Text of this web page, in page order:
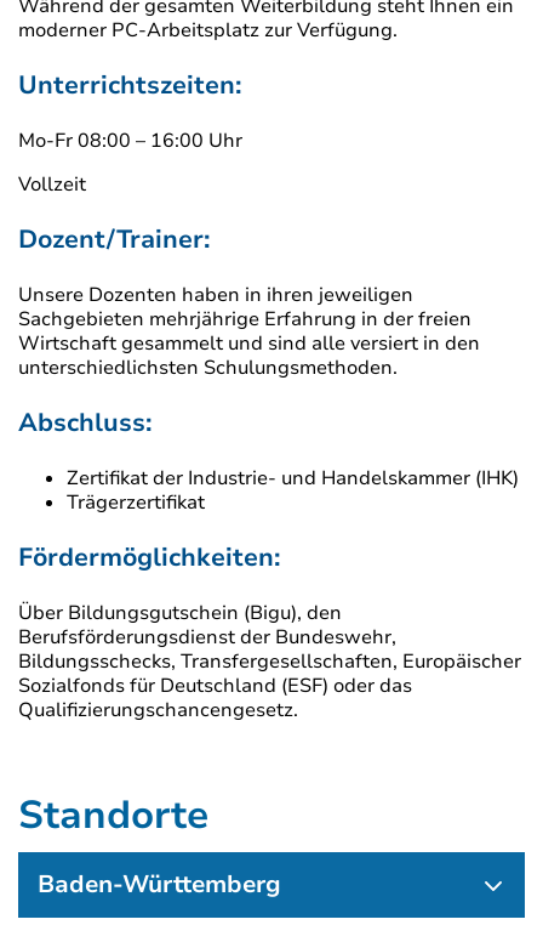
Während der gesamten Weiterbildung steht Ihnen ein
moderner PC-Arbeitsplatz zur Verfügung.
Unterrichtszeiten:
Mo-Fr 08:00 – 16:00 Uhr
Vollzeit
Dozent/Trainer:
Unsere Dozenten haben in ihren jeweiligen
Sachgebieten mehrjährige Erfahrung in der freien
Wirtschaft gesammelt und sind alle versiert in den
unterschiedlichsten Schulungsmethoden.
Abschluss:
Zertifikat der Industrie- und Handelskammer (IHK)
Trägerzertifikat
Fördermöglichkeiten:
Über Bildungsgutschein (Bigu), den
Berufsförderungsdienst der Bundeswehr,
Bildungsschecks, Transfergesellschaften, Europäischer
Sozialfonds für Deutschland (ESF) oder das
Qualifizierungschancengesetz.
Standorte
Baden-Württemberg